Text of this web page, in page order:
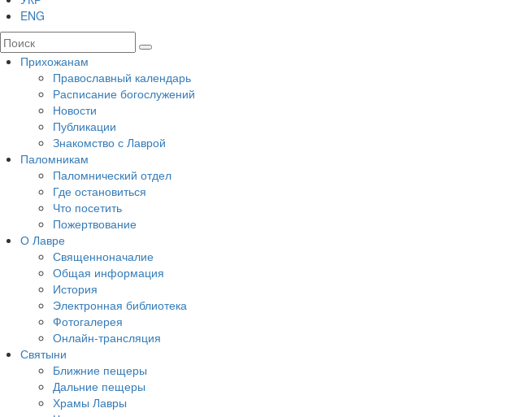
ENG
Прихожанам
Православный календарь
Расписание богослужений
Новости
Публикации
Знакомство с Лаврой
Паломникам
Паломнический отдел
Где остановиться
Что посетить
Пожертвование
О Лавре
Священноначалие
Общая информация
История
Электронная библиотека
Фотогалерея
Онлайн-трансляция
Святыни
Ближние пещеры
Дальние пещеры
Храмы Лавры